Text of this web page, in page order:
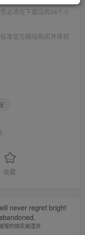
必须在下载后的24个小
准官方网站购买并得到
收藏
never regret bright
璨的钢花被遗弃